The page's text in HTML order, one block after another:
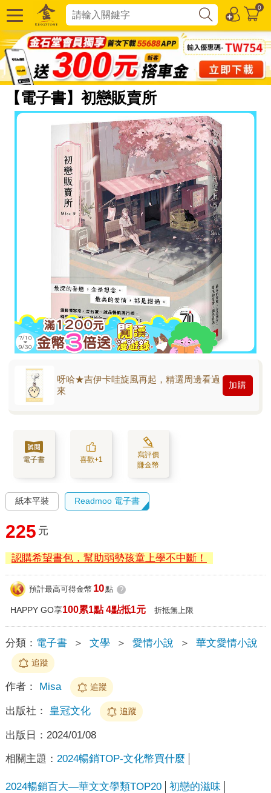
0
【電子書】初戀販賣所
呀哈★吉伊卡哇旋風再起，精選周邊看過
來
加購
電子書 喜歡+1
寫評價
賺金幣
紙本平裝 Readmoo 電子書
225 元
認購希望書包，幫助弱勢孩童上學不中斷！
預計最高可得金幣 10點 ?
HAPPY GO享100累1點 4點抵1元 折抵無上限
分類： 電子書 ＞ 文學 ＞ 愛情小說 ＞ 華文愛情小說
追蹤
作者： Misa 追蹤
出版社： 皇冠文化 追蹤
出版日： 2024/01/08
相關主題： 2024暢銷TOP-文化幣買什麼
2024暢銷百大—華文文學類TOP20 初戀的滋味